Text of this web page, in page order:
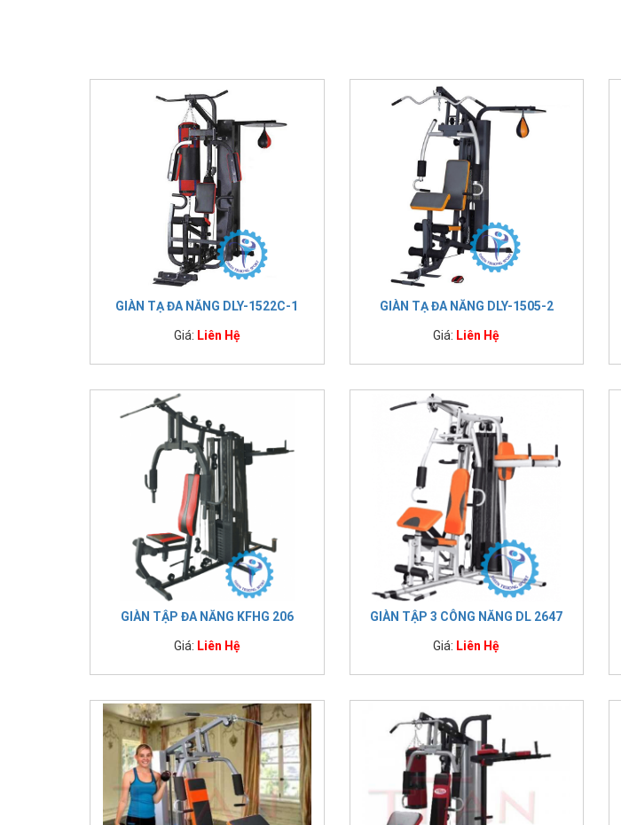
CỎ NHÂN TẠO
GIÀN TẠ ĐA NĂNG DLY-1522C-1
Giá: Liên Hệ
GIÀN TẠ ĐA NĂNG DLY-1505-2
Giá: Liên Hệ
GIÀN TẬP ĐA NĂNG KFHG 206
Giá: Liên Hệ
GIÀN TẬP 3 CÔNG NĂNG DL 2647
Giá: Liên Hệ